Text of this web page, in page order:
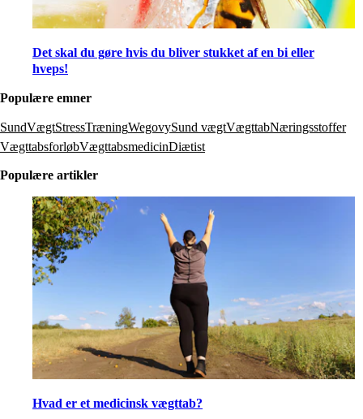
Det skal du gøre hvis du bliver stukket af en bi eller
hveps!
Populære emner
SundVægtStressTræningWegovySund vægtVægttabNæringsstoffer
VægttabsforløbVægttabsmedicinDiætist
Populære artikler
Hvad er et medicinsk vægttab?